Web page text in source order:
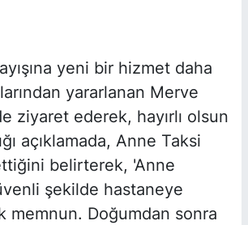
yeni bir hizmet daha
yararlanan Merve
ziyaret ederek, hayırlı olsun
açıklamada, Anne Taksi
belirterek, 'Anne
şekilde hastaneye
Doğumdan sonra